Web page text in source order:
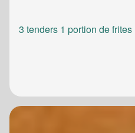
3 tenders 1 portion de